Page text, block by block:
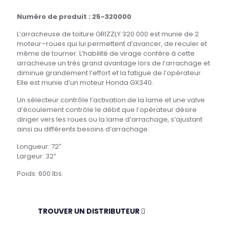
Numéro de produit : 25-320000
L’arracheuse de toiture GRIZZLY 320 000 est munie de 2
moteur–roues qui lui permettent d’avancer, de reculer et
même de tourner. L’habilité de virage confère à cette
arracheuse un très grand avantage lors de l’arrachage et
diminue grandement l’effort et la fatigue de l’opérateur.
Elle est munie d’un moteur Honda GX340.
Un sélecteur contrôle l’activation de la lame et une valve
d’écoulement contrôle le débit que l’opérateur désire
diriger vers les roues ou la lame d’arrachage, s’ajustant
ainsi au différents besoins d’arrachage.
Longueur: 72″
Largeur: 32″
Poids: 600 lbs.
TROUVER UN DISTRIBUTEUR